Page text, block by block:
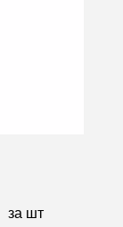
за шт